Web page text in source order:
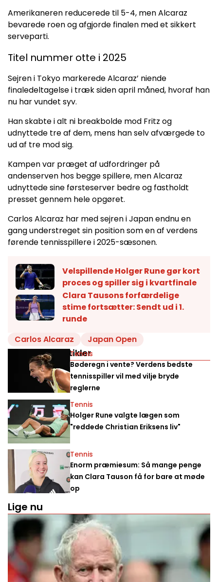
Amerikaneren reducerede til 5-4, men Alcaraz
bevarede roen og afgjorde finalen med et sikkert
serveparti.
Titel nummer otte i 2025
Sejren i Tokyo markerede Alcaraz’ niende
finaledeltagelse i træk siden april måned, hvoraf han
nu har vundet syv.
Han skabte i alt ni breakbolde mod Fritz og
udnyttede tre af dem, mens han selv afværgede to
ud af tre mod sig.
Kampen var præget af udfordringer på
andenserven hos begge spillere, men Alcaraz
udnyttede sine førsteserver bedre og fastholdt
presset gennem hele opgøret.
Carlos Alcaraz har med sejren i Japan endnu en
gang understreget sin position som en af verdens
førende tennisspillere i 2025-sæsonen.
Velspillende Holger Rune gør kort
proces og spiller sig i kvartfinale
Clara Tausons forfærdelige
stime fortsætter: Sendt ud i 1.
runde
Carlos Alcaraz
Japan Open
Relaterede artikler
Tennis
Bøderegn i vente? Verdens bedste
tennisspiller vil med vilje bryde
reglerne
Tennis
Holger Rune valgte lægen som
"reddede Christian Eriksens liv"
Tennis
Enorm præmiesum: Så mange penge
kan Clara Tauson få for bare at møde
op
Lige nu